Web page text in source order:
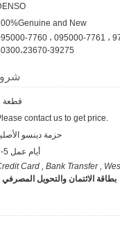
and New
7761 ، 9709500-776 ،
30300،23670-
1 قطعة
contact us to get price.
حزمة دينسو
1-5 أيام عمل
Card , Bank Transfer ,
بطاقة الائتمان والتحويل المصرفي